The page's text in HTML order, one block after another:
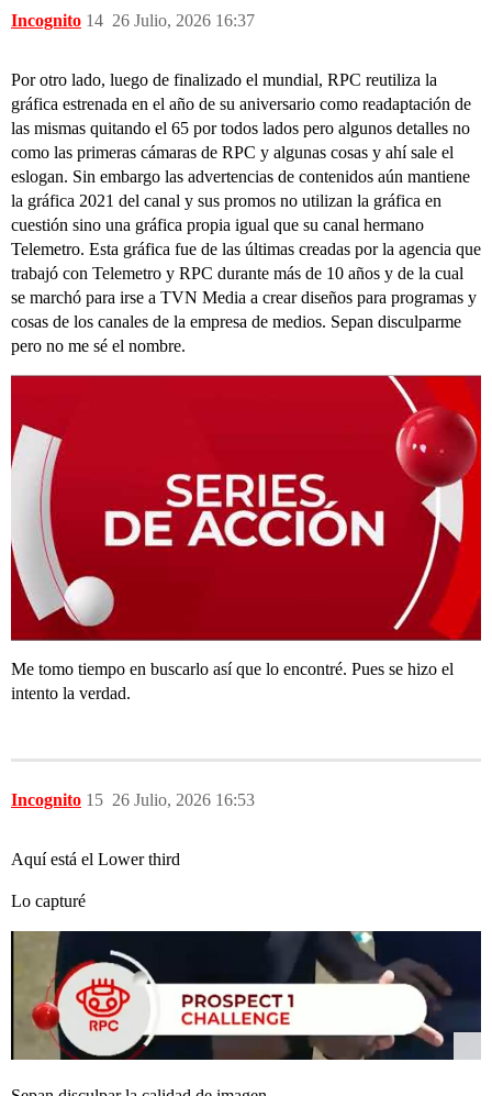
Incognito 26 Julio, 2026 16:37
14
Por otro lado, luego de finalizado el mundial, RPC reutiliza la
gráfica estrenada en el año de su aniversario como readaptación de
las mismas quitando el 65 por todos lados pero algunos detalles no
como las primeras cámaras de RPC y algunas cosas y ahí sale el
eslogan. Sin embargo las advertencias de contenidos aún mantiene
la gráfica 2021 del canal y sus promos no utilizan la gráfica en
cuestión sino una gráfica propia igual que su canal hermano
Telemetro. Esta gráfica fue de las últimas creadas por la agencia que
trabajó con Telemetro y RPC durante más de 10 años y de la cual
se marchó para irse a TVN Media a crear diseños para programas y
cosas de los canales de la empresa de medios. Sepan disculparme
pero no me sé el nombre.
Me tomo tiempo en buscarlo así que lo encontré. Pues se hizo el
intento la verdad.
Incognito 26 Julio, 2026 16:53
15
Aquí está el Lower third
Lo capturé